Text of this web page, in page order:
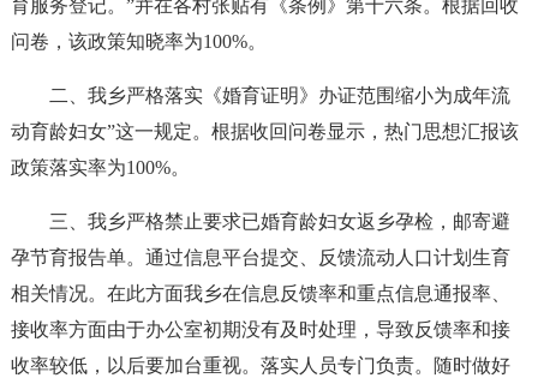
育服务登记。”并在各村张贴有《条例》第十六条。根据回收
问卷，该政策知晓率为100%。
二、我乡严格落实《婚育证明》办证范围缩小为成年流
动育龄妇女”这一规定。根据收回问卷显示，热门思想汇报该
政策落实率为100%。
三、我乡严格禁止要求已婚育龄妇女返乡孕检，邮寄避
孕节育报告单。通过信息平台提交、反馈流动人口计划生育
相关情况。在此方面我乡在信息反馈率和重点信息通报率、
接收率方面由于办公室初期没有及时处理，导致反馈率和接
收率较低，以后要加台重视。落实人员专门负责。随时做好